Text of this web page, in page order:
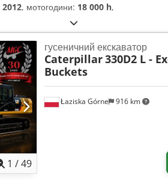
2012, мотогодини: 18 000 h,
1 /49
Łaziska Górne 916 km
гусеничний екскаватор
Caterpillar330D2 L -
Buckets